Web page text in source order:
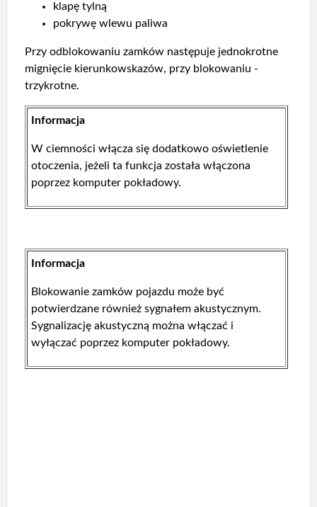
klapę tylną
pokrywę wlewu paliwa
Przy odblokowaniu zamków następuje jednokrotne
mignięcie kierunkowskazów, przy blokowaniu -
trzykrotne.
Informacja
W ciemności włącza się dodatkowo oświetlenie
otoczenia, jeżeli ta funkcja została włączona
poprzez komputer pokładowy.
Informacja
Blokowanie zamków pojazdu może być
potwierdzane również sygnałem akustycznym.
Sygnalizację akustyczną można włączać i
wyłączać poprzez komputer pokładowy.